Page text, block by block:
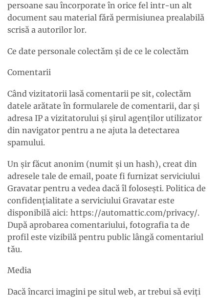
persoane sau încorporate în orice fel intr-un alt
document sau material fără permisiunea prealabilă
scrisă a autorilor lor.
Ce date personale colectăm și de ce le colectăm
Comentarii
Când vizitatorii lasă comentarii pe sit, colectăm
datele arătate în formularele de comentarii, dar și
adresa IP a vizitatorului și șirul agenților utilizator
din navigator pentru a ne ajuta la detectarea
spamului.
Un șir făcut anonim (numit și un hash), creat din
adresele tale de email, poate fi furnizat serviciului
Gravatar pentru a vedea dacă îl folosești. Politica de
confidențialitate a serviciului Gravatar este
disponibilă aici: https://automattic.com/privacy/.
După aprobarea comentariului, fotografia ta de
profil este vizibilă pentru public lângă comentariul
tău.
Media
Dacă încarci imagini pe situl web, ar trebui să eviți